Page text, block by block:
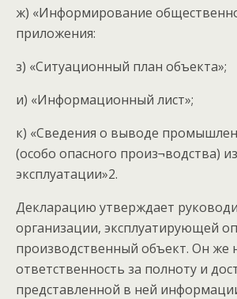
ж) «Информирование
приложения:
з) «Ситуационный план объекта»;
и) «Информационный лист»;
к) «Сведения о выводе
(особо опасного произ¬водства) из
эксплуатации»2.
Декларацию утверждает
организации, эксплуатирующей
производственный объект. Он же
ответственность за полноту и
представленной в ней